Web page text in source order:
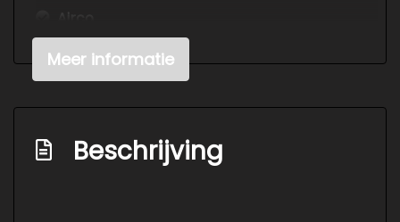
Airco
Armsteun voor
Bagagedek
Bestuurdersstoel in hoogte verstelbaar
Elektrische ramen voor
Lendesteun(en) verstelbaar
Meer informatie
Beschrijving